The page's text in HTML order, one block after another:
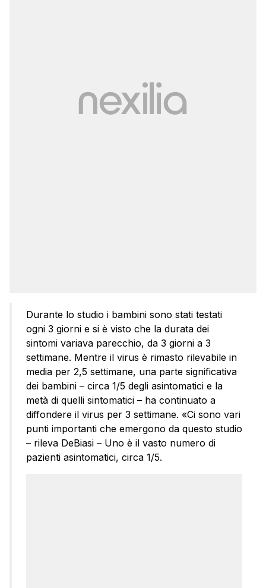
Durante lo studio i bambini sono stati testati
ogni 3 giorni e si è visto che la durata dei
sintomi variava parecchio, da 3 giorni a 3
settimane. Mentre il virus è rimasto rilevabile in
media per 2,5 settimane, una parte significativa
dei bambini – circa 1/5 degli asintomatici e la
metà di quelli sintomatici – ha continuato a
diffondere il virus per 3 settimane. «Ci sono vari
punti importanti che emergono da questo studio
– rileva DeBiasi – Uno è il vasto numero di
pazienti asintomatici, circa 1/5.